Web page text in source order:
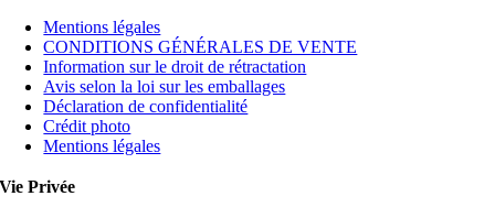
Mentions légales
CONDITIONS GÉNÉRALES DE VENTE
Information sur le droit de rétractation
Avis selon la loi sur les emballages
Déclaration de confidentialité
Crédit photo
Mentions légales
Vie Privée